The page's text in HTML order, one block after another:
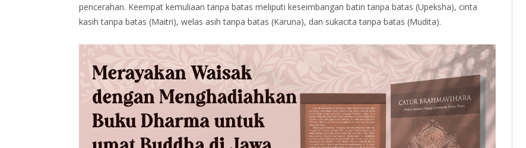
pencerahan. Keempat kemuliaan tanpa batas meliputi keseimbangan batin tanpa batas (Upeksha), cinta
kasih tanpa batas (Maitri), welas asih tanpa batas (Karuna), dan sukacita tanpa batas (Mudita).